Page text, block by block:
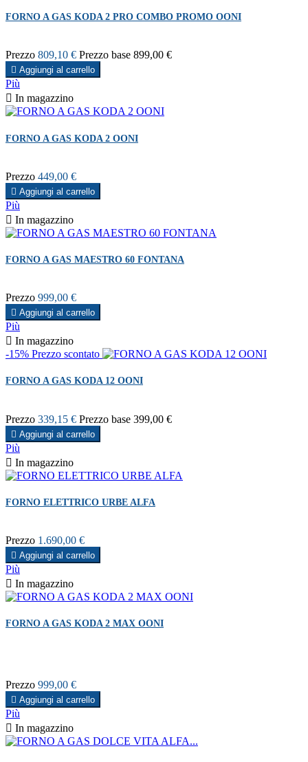
FORNO A GAS KODA 2 PRO COMBO PROMO OONI
Prezzo 809,10 € Prezzo base 899,00 €
 Aggiungi al carrello
Più
 In magazzino
FORNO A GAS KODA 2 OONI
Prezzo 449,00 €
 Aggiungi al carrello
Più
 In magazzino
FORNO A GAS MAESTRO 60 FONTANA
Prezzo 999,00 €
 Aggiungi al carrello
Più
 In magazzino
-15% Prezzo scontato
FORNO A GAS KODA 12 OONI
Prezzo 339,15 € Prezzo base 399,00 €
 Aggiungi al carrello
Più
 In magazzino
FORNO ELETTRICO URBE ALFA
Prezzo 1.690,00 €
 Aggiungi al carrello
Più
 In magazzino
FORNO A GAS KODA 2 MAX OONI
Prezzo 999,00 €
 Aggiungi al carrello
Più
 In magazzino